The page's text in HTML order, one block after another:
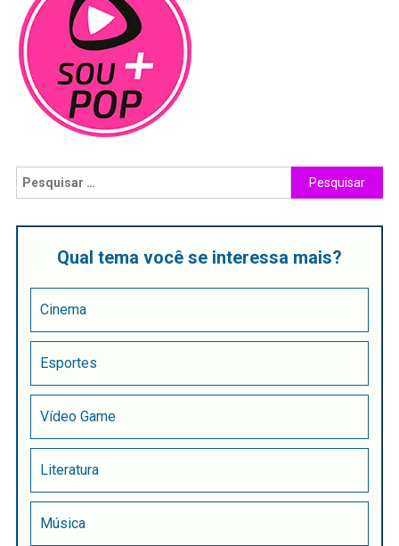
Qual tema você se interessa mais?
Cinema
Esportes
Vídeo Game
Literatura
Música